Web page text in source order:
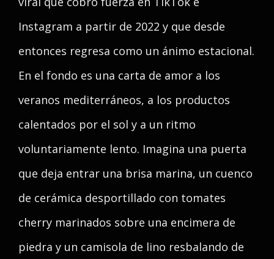
Instagram a partir de 2022 y que desde
entonces regresa como un ánimo estacional.
En el fondo es una carta de amor a los
veranos mediterráneos, a los productos
calentados por el sol y a un ritmo
voluntariamente lento. Imagina una puerta
que deja entrar una brisa marina, un cuenco
de cerámica desportillado con tomates
cherry marinados sobre una encimera de
piedra y un camisola de lino resbalando de